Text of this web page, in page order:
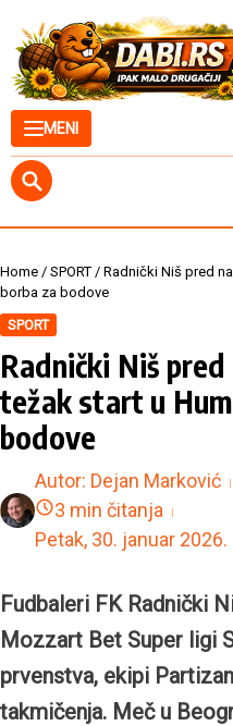
MENI
Home / SPORT / Radnički Niš pred
borba za bodove
SPORT
Radnički Niš
težak start u
bodove
Autor: Dejan Marković
3 min čitanja
Petak, 30. januar 2026.
Fudbaleri FK Radnički
Mozzart Bet Super ligi
prvenstva, ekipi
takmičenja. Meč u